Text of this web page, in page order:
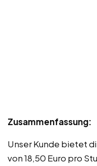
Zusammenfassung:
Unser Kunde bietet
von 18,50 Euro pro